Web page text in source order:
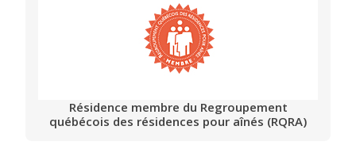
Résidence membre du Regroupement
québécois des résidences pour aînés (RQRA)